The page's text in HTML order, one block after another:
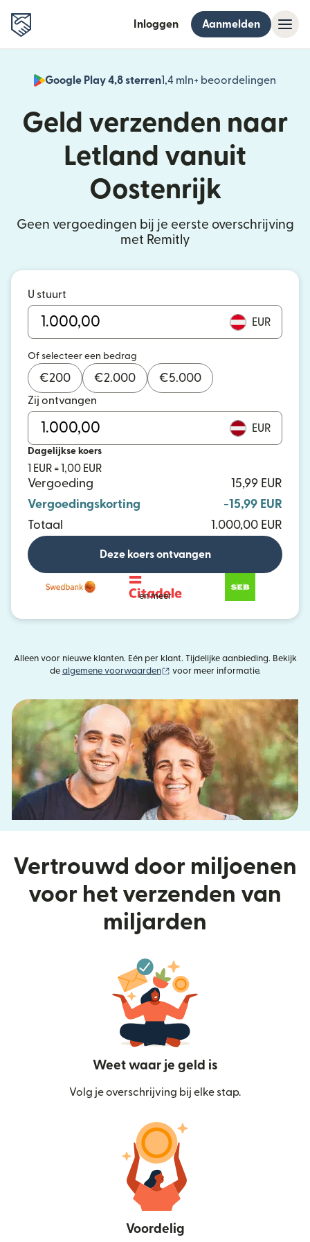
Inloggen Aanmelden
Google Play 4,8 sterren1,4 mln+ beoordelingen
Geld verzenden naar
Letland vanuit
Oostenrijk
Geen vergoedingen bij je eerste overschrijving
met Remitly
U stuurt
EUR
Of selecteer een bedrag
€200 €2.000 €5.000
Zij ontvangen
EUR
Dagelijkse koers
1 EUR = 1,00 EUR
Vergoeding
15,99 EUR
Vergoedingskorting
-15,99 EUR
Totaal
1.000,00 EUR
Deze koers ontvangen
en meer
Alleen voor nieuwe klanten. Eén per klant. Tijdelijke aanbieding. Bekijk
de algemene voorwaarden (wordt geopend in een nieuw
voor meer informatie.
Vertrouwd door miljoenen
voor het verzenden van
miljarden
Weet waar je geld is
Volg je overschrijving bij elke stap.
Voordelig